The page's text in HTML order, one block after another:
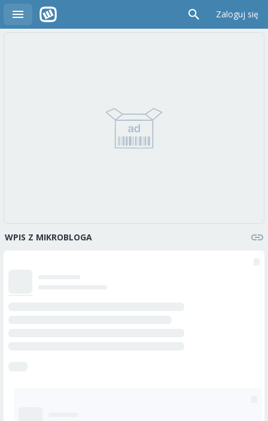
Zaloguj się
WPIS Z MIKROBLOGA